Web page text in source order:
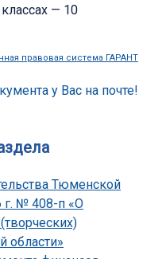
— 10
правовая система ГАРАНТ
Тюменской
г. № 408-п «О
области»